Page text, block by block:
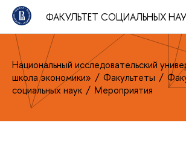
ФАКУЛЬТЕТ СОЦИАЛЬНЫХ
Национальный исследовательский
школа экономики»
Факультеты
социальных наук
Мероприятия